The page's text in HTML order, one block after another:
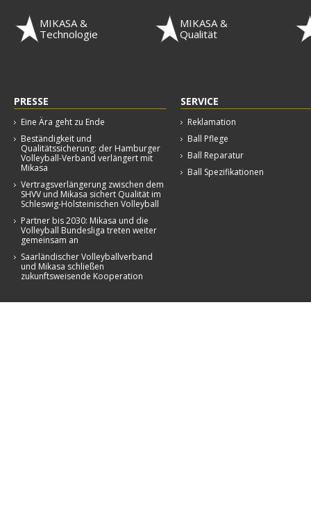
MIKASA &
Technologie
MIKASA &
Qualität
PRESSE
Eine Ära geht zu Ende
Beständigkeit und
Qualitätssicherung: der Hamburger
Volleyball-Verband verlängert mit
Mikasa
Vertragsverlängerung zwischen dem
SHVV und Mikasa sichert Qualität im
Schleswig-Holsteinischen Volleyball
Partner bis 2030: Mikasa und die
Volleyball Bundesliga treten weiter
gemeinsam an
Saarländischer Volleyballverband
und Mikasa schließen
zukunftsweisende Kooperation
SERVICE
Reklamation
Ball Pflege
Ball Reparatur
Ball Spezifikationen